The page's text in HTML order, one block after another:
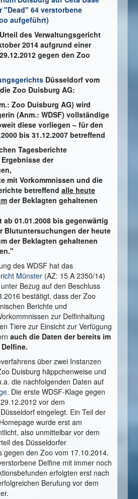
"Dead" 64 verstorbene
aufgeführt)
des Verwaltungsgericht
2014 aufgrund einer
gegen den Zoo
Düsseldorf vom
Zoo Duisburg AG:
Zoo Duisburg AG) wird
(Anm.: WDSF) vollständige
diese vorliegen – für den
bis 31.12.2007 betreffend
Tagesberichte
der
mit Vorkommnissen und die
betreffend alle heute
der Beklagten gehaltenen
01.01.2008 bis gegenwärtig
Blutuntersuchungen der heute
der Beklagten gehaltenen
des WDSF hat das
Münster (AZ: 15 A 2350/14)
Bezug auf den Beschluss
bestätigt, dass der Zoo
Berichte und
zur Delfinhaltung
Tiere zur Einsicht zur Verfügung
auch die Daten der bereits im
über zwei Instanzen
Duisburg häppchenweise und
die nachfolgenden Daten auf
Die erste WDSF-Klage gegen
vor dem
eingelegt. Ein Teil der
wurde erst am
also unmittelbar vor dem
des Düsseldorfer
gegen den Zoo vom 17.10.2014.
Delfine mit immer noch
erfolgten erst nach
Berufung vor dem